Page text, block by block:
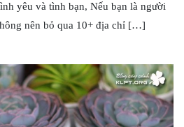
yêu và tình bạn, Nếu bạn là người
nên bỏ qua 10+ địa chỉ […]